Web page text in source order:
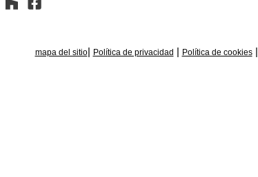
mapa del sitio| Política de privacidad | Política de cookies|